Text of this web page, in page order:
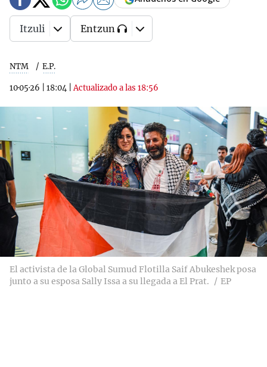
NTM E.P.
10·05·26 18:04 |Actualizado a las 18:56
Itzuli Entzun
El activista de la Global Sumud Flotilla Saif Abukeshek posa
junto a su esposa Sally Issa a su llegada a El Prat.
EP